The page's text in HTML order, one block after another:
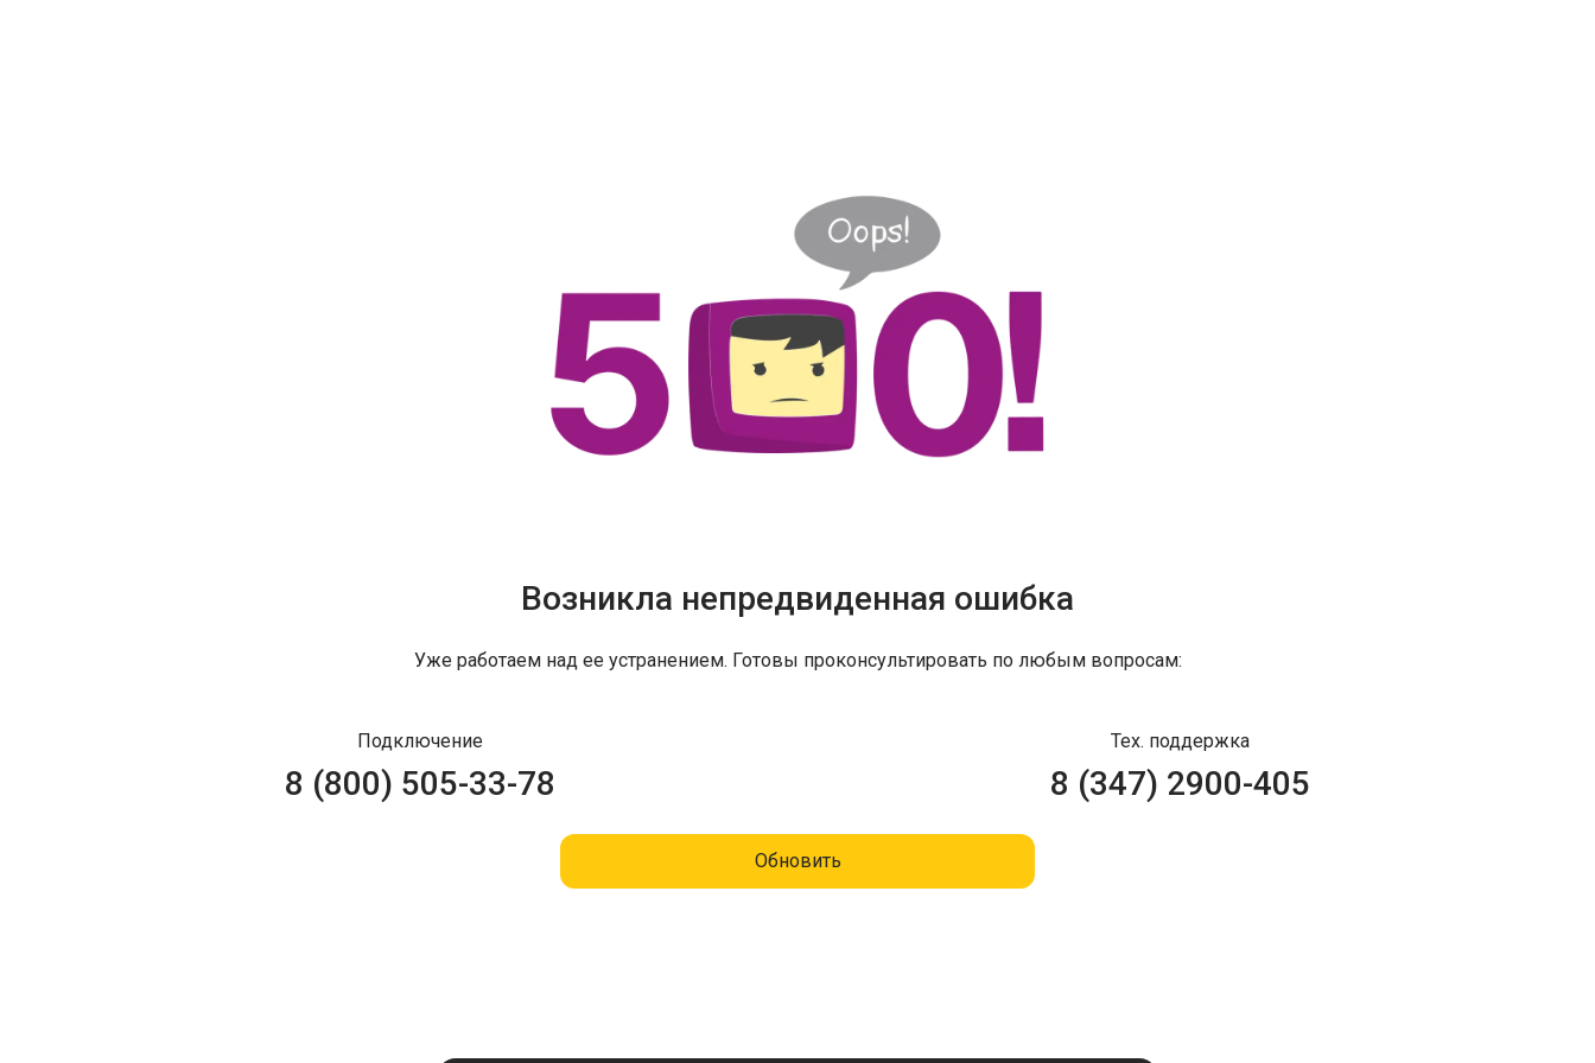
Возникла непредвиденная ошибка
Уже работаем над ее устранением. Готовы проконсультировать по любым вопросам:
Подключение
8 (800) 505-33-78
Тех. поддержка
8 (347) 2900-405
Обновить